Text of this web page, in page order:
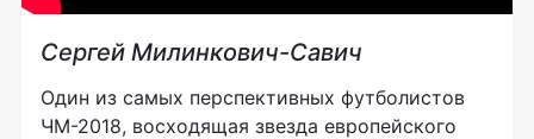
Сергей Милинкович-Савич
Один из самых перспективных футболистов
ЧМ-2018, восходящая звезда европейского